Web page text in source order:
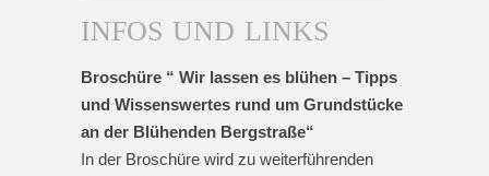
INFOS UND LINKS
Broschüre “ Wir lassen es blühen – Tipps
und Wissenswertes rund um Grundstücke
an der Blühenden Bergstraße“
In der Broschüre wird zu weiterführenden